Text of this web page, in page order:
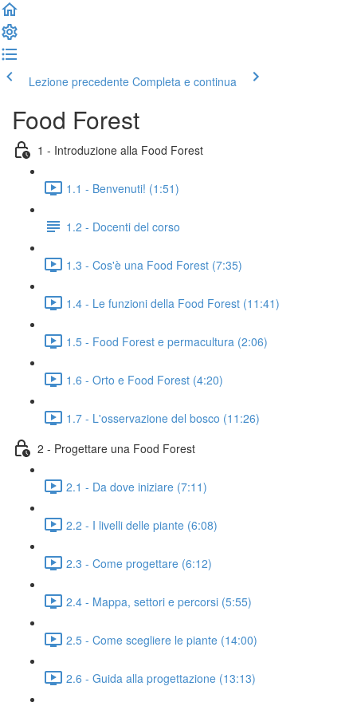
Lezione precedente Completa e continua
Food Forest
1 - Introduzione alla Food Forest
1.1 - Benvenuti! (1:51)
1.2 - Docenti del corso
1.3 - Cos'è una Food Forest (7:35)
1.4 - Le funzioni della Food Forest (11:41)
1.5 - Food Forest e permacultura (2:06)
1.6 - Orto e Food Forest (4:20)
1.7 - L'osservazione del bosco (11:26)
2 - Progettare una Food Forest
2.1 - Da dove iniziare (7:11)
2.2 - I livelli delle piante (6:08)
2.3 - Come progettare (6:12)
2.4 - Mappa, settori e percorsi (5:55)
2.5 - Come scegliere le piante (14:00)
2.6 - Guida alla progettazione (13:13)